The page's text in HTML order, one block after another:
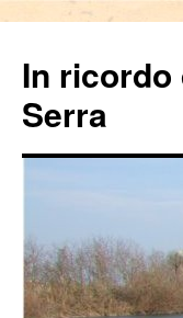
In ricordo
Serra